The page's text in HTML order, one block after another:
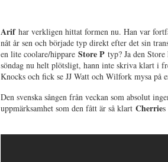
Arifhar verkligen hittat formen nu. Han var
nåt år sen och började typ direkt efter det sin
en lite coolare/hippareStore Ptyp? Ja den
söndag nu helt plötsligt, hann inte skriva klart i
Knocks och fick se JJ Watt och Wilfork mysa på
Den svenska sången från veckan som absolut
uppmärksamhet som den fått är så klartCherries